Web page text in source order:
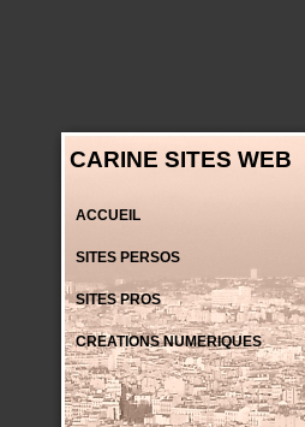
CARINE SITES WEB
ACCUEIL
SITES PERSOS
SITES PROS
CREATIONS NUMERIQUES